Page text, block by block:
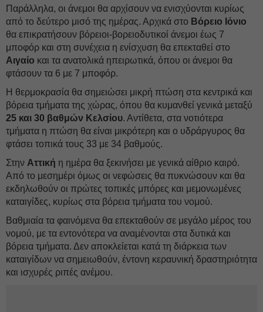
Παράλληλα, οι άνεμοι θα αρχίσουν να ενισχύονται κυρίως
από το δεύτερο μισό της ημέρας. Αρχικά στο Βόρειο Ιόνιο
θα επικρατήσουν βόρειοι-βορειοδυτικοί άνεμοι έως 7
μποφόρ και στη συνέχεια η ενίσχυση θα επεκταθεί στο
Αιγαίο και τα ανατολικά ηπειρωτικά, όπου οι άνεμοι θα
φτάσουν τα 6 με 7 μποφόρ.
Η θερμοκρασία θα σημειώσει μικρή πτώση στα κεντρικά και
βόρεια τμήματα της χώρας, όπου θα κυμανθεί γενικά μεταξύ
25 και 30 βαθμών Κελσίου. Αντίθετα, στα νοτιότερα
τμήματα η πτώση θα είναι μικρότερη και ο υδράργυρος θα
φτάσει τοπικά τους 33 με 34 βαθμούς.
Στην Αττική η ημέρα θα ξεκινήσει με γενικά αίθριο καιρό.
Από το μεσημέρι όμως οι νεφώσεις θα πυκνώσουν και θα
εκδηλωθούν οι πρώτες τοπικές μπόρες και μεμονωμένες
καταιγίδες, κυρίως στα βόρεια τμήματα του νομού.
Βαθμιαία τα φαινόμενα θα επεκταθούν σε μεγάλο μέρος του
νομού, με τα εντονότερα να αναμένονται στα δυτικά και
βόρεια τμήματα. Δεν αποκλείεται κατά τη διάρκεια των
καταιγίδων να σημειωθούν, έντονη κεραυνική δραστηριότητα
και ισχυρές ριπές ανέμου.